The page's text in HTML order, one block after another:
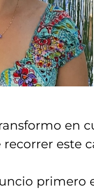
en
este
primero